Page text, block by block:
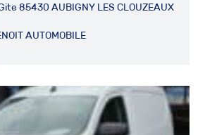
85430 AUBIGNY LES CLOUZEAUX
AUTOMOBILE